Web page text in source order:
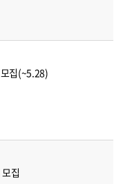
집(~5.28)
집